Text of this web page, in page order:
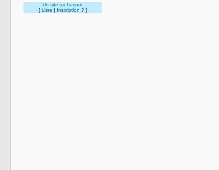
Un site au hasard
[ Liste | Inscription ? ]